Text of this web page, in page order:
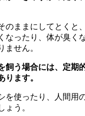
のままにしてとくと
なったり、体が臭く
ません。
飼う場合には、定期
ります。
を使ったり、人間用
ょう。